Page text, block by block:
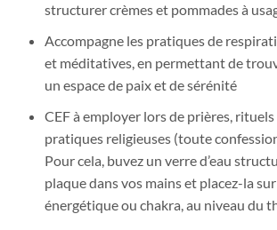
structurer crèmes et pommades à
Accompagne les pratiques de
et méditatives, en permettant de
un espace de paix et de sérénité
CEF à employer lors de prières, rituels
pratiques religieuses (toute
Pour cela, buvez un verre d’eau
plaque dans vos mains et placez-la
énergétique ou chakra, au niveau du